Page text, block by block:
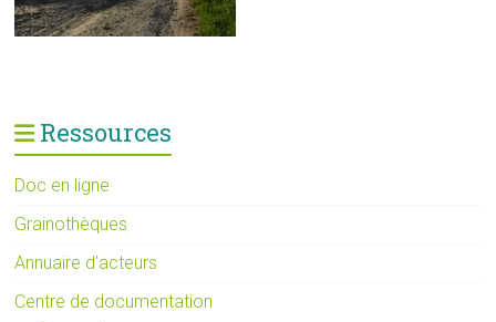
Ressources
Doc en ligne
Grainothèques
Annuaire d’acteurs
Centre de documentation